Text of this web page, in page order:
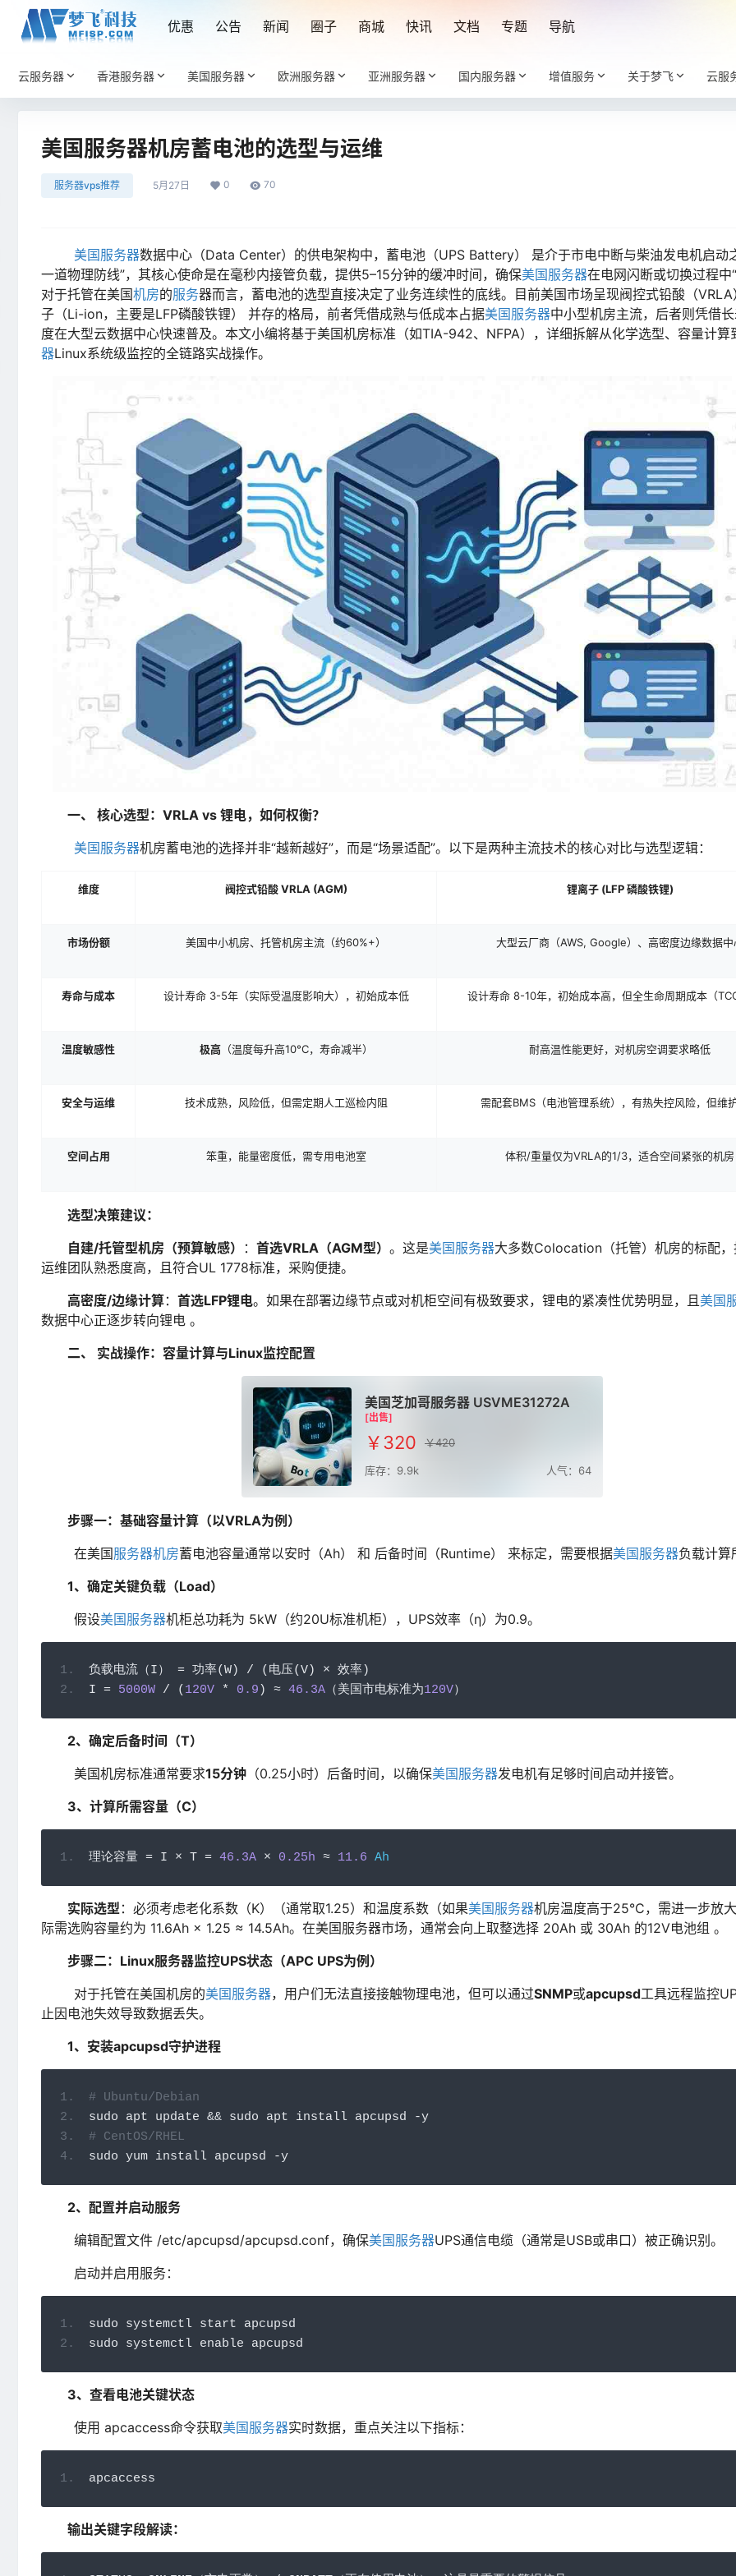
优惠 公告 新闻 圈子 商城 快讯 文档 专题 导航
云服务器 香港服务器 美国服务器 欧洲服务器 亚洲服务器 国内服务器 增值服务 关于梦飞 云服
美国服务器机房蓄电池的选型与运维
服务器vps推荐 5月27日 0 70
美国服务器数据中心（Data Center）的供电架构中，蓄电池（UPS Battery）​ 是介于市电中断与柴油发电机启动
一道物理防线”，其核心使命是在毫秒内接管负载，提供5–15分钟的缓冲时间，确保美国服务器在电网闪断或切换过程中“
对于托管在美国机房的服务器而言，蓄电池的选型直接决定了业务连续性的底线。目前美国市场呈现阀控式铅酸（
子（Li-ion，主要是LFP磷酸铁锂）​ 并存的格局，前者凭借成熟与低成本占据美国服务器中小型机房主流，后者则凭借
度在大型云数据中心快速普及。本文小编将基于美国机房标准（如TIA-942、NFPA），详细拆解从化学选型、容量计算
器Linux系统级监控的全链路实战操作。
一、 核心选型：VRLA vs 锂电，如何权衡？
美国服务器机房蓄电池的选择并非“越新越好”，而是“场景适配”。以下是两种主流技术的核心对比与选型逻辑：
维度 阀控式铅酸 VRLA (AGM) 锂离子 (LFP 磷酸铁锂)
市场份额 美国中小机房、托管机房主流（约60%+） 大型云厂商（AWS, Google）、高密度边缘数据中
寿命与成本 设计寿命 3-5年（实际受温度影响大），初始成本低 设计寿命 8-10年，初始成本高，但全生命周期成本（
温度敏感性 极高（温度每升高10°C，寿命减半） 耐高温性能更好，对机房空调要求略低
安全与运维 技术成熟，风险低，但需定期人工巡检内阻 需配套BMS（电池管理系统），有热失控风险，但维
空间占用 笨重，能量密度低，需专用电池室 体积/重量仅为VRLA的1/3，适合空间紧张的机房
选型决策建议：
自建/托管型机房（预算敏感）
： 首选VRLA（AGM型） 。这是美国服务器大多数Colocation（托管）机房的标配，
运维团队熟悉度高，且符合UL 1778标准，采购便捷。
高密度/边缘计算： 首选LFP锂电。如果在部署边缘节点或对机柜空间有极致要求，锂电的紧凑性优势明显，且美国
数据中心正逐步转向锂电 。
二、 实战操作：容量计算与Linux监控配置
美国芝加哥服务器 USVME31272A
[出售]
￥320 ￥420
库存：9.9k 人气：64
步骤一：基础容量计算（以VRLA为例）
在美国服务器机房蓄电池容量通常以安时（Ah）​ 和 后备时间（Runtime）​ 来标定，需要根据美国服务器负载计算
1、确定关键负载（Load）
假设美国服务器机柜总功耗为 5kW（约20U标准机柜），UPS效率（η）为0.9。
负载电流（I） = 功率(W) / (电压(V) × 效率)
I = 5000W / ( 120V * 0.9 ) ≈ 46.3A（美国市电标准为120V）
2、确定后备时间（T）
美国机房标准通常要求15分钟 （0.25小时）后备时间，以确保美国服务器发电机有足够时间启动并接管。
3、计算所需容量（C）
理论容量 = I × T = 46.3A × 0.25h ≈ 11.6 Ah
实际选型：必须考虑老化系数（K）（通常取1.25）和温度系数（如果美国服务器机房温度高于25°C，需进一步放
际需选购容量约为 11.6Ah × 1.25 ≈ 14.5Ah。在美国服务器市场，通常会向上取整选择 20Ah 或 30Ah​ 的12V电池组 。
步骤二：Linux服务器监控UPS状态（APC UPS为例）
对于托管在美国机房的美国服务器，用户们无法直接接触物理电池，但可以通过SNMP或apcupsd工具远程监控
止因电池失效导致数据丢失。
1、安装apcupsd守护进程
# Ubuntu/Debian
sudo apt update && sudo apt install apcupsd -y
# CentOS/RHEL
sudo yum install apcupsd
-y
2、配置并启动服务
编辑配置文件 /etc/apcupsd/apcupsd.conf，确保美国服务器UPS通信电缆（通常是USB或串口）被正确识别。
启动并启用服务：
sudo systemctl start apcupsd
sudo systemctl enable apcupsd
3、查看电池关键状态
使用 apcaccess命令获取美国服务器实时数据，重点关注以下指标：
apcaccess
输出关键字段解读：